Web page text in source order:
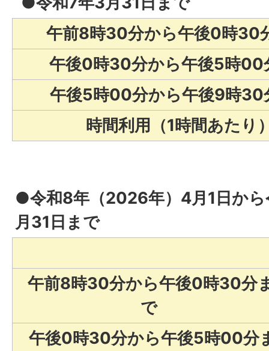
午前8時30分から午後0時30
午後0時30分から午後5時00
午後5時00分から午後9時30
時間利用（1時間あたり
●令和8年（2026年）4月1日か
月31日まで
午前8時30分から午後0時30分
で
午後0時30分から午後5時00分